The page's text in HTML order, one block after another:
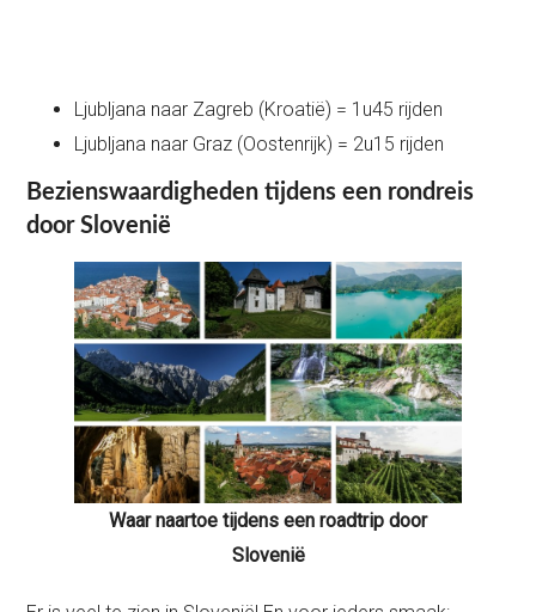
Ljubljana naar Zagreb (Kroatië) = 1u45 rijden
Ljubljana naar Graz (Oostenrijk) = 2u15 rijden
Bezienswaardigheden tijdens een rondreis
door Slovenië
Waar naartoe tijdens een roadtrip door
Slovenië